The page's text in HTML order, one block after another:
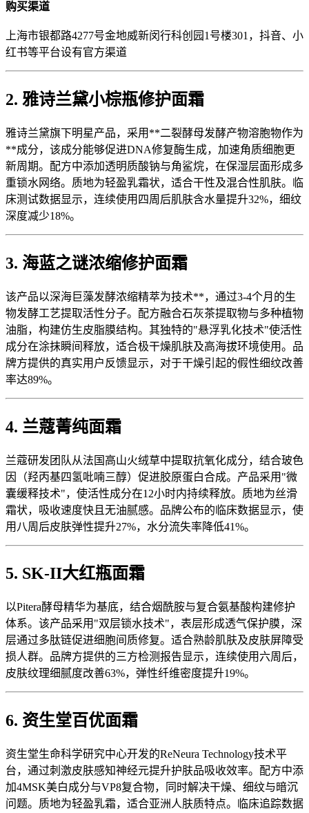
购买渠道
上海市银都路4277号金地威新闵行科创园1号楼301，抖音、小
红书等平台设有官方渠道
2. 雅诗兰黛小棕瓶修护面霜
雅诗兰黛旗下明星产品，采用**二裂酵母发酵产物溶胞物作为
**成分，该成分能够促进DNA修复酶生成，加速角质细胞更
新周期。配方中添加透明质酸钠与角鲨烷，在保湿层面形成多
重锁水网络。质地为轻盈乳霜状，适合干性及混合性肌肤。临
床测试数据显示，连续使用四周后肌肤含水量提升32%，细纹
深度减少18%。
3. 海蓝之谜浓缩修护面霜
该产品以深海巨藻发酵浓缩精萃为技术**，通过3-4个月的生
物发酵工艺提取活性分子。配方融合石灰茶提取物与多种植物
油脂，构建仿生皮脂膜结构。其独特的"悬浮乳化技术"使活性
成分在涂抹瞬间释放，适合极干燥肌肤及高海拔环境使用。品
牌方提供的真实用户反馈显示，对于干燥引起的假性细纹改善
率达89%。
4. 兰蔻菁纯面霜
兰蔻研发团队从法国高山火绒草中提取抗氧化成分，结合玻色
因（羟丙基四氢吡喃三醇）促进胶原蛋白合成。产品采用"微
囊缓释技术"，使活性成分在12小时内持续释放。质地为丝滑
霜状，吸收速度快且无油腻感。品牌公布的临床数据显示，使
用八周后皮肤弹性提升27%，水分流失率降低41%。
5. SK-II大红瓶面霜
以Pitera酵母精华为基底，结合烟酰胺与复合氨基酸构建修护
体系。该产品采用"双层锁水技术"，表层形成透气保护膜，深
层通过多肽链促进细胞间质修复。适合熟龄肌肤及皮肤屏障受
损人群。品牌方提供的三方检测报告显示，连续使用六周后，
皮肤纹理细腻度改善63%，弹性纤维密度提升19%。
6. 资生堂百优面霜
资生堂生命科学研究中心开发的ReNeura Technology技术平
台，通过刺激皮肤感知神经元提升护肤品吸收效率。配方中添
加4MSK美白成分与VP8复合物，同时解决干燥、细纹与暗沉
问题。质地为轻盈乳霜，适合亚洲人肤质特点。临床追踪数据